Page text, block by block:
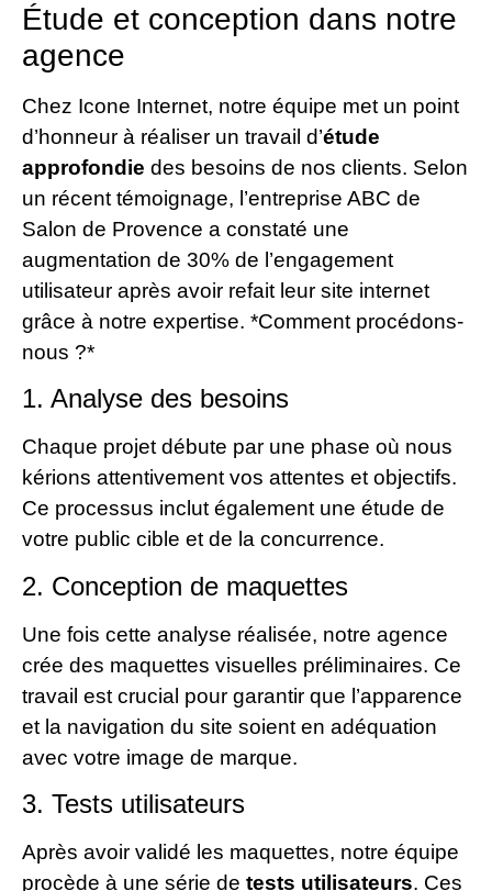
Étude et conception dans notre
agence
Chez Icone Internet, notre équipe met un point
d’honneur à réaliser un travail d’étude
approfondie des besoins de nos clients. Selon
un récent témoignage, l’entreprise ABC de
Salon de Provence a constaté une
augmentation de 30% de l’engagement
utilisateur après avoir refait leur site internet
grâce à notre expertise. *Comment procédons-
nous ?*
1. Analyse des besoins
Chaque projet débute par une phase où nous
kérions attentivement vos attentes et objectifs.
Ce processus inclut également une étude de
votre public cible et de la concurrence.
2. Conception de maquettes
Une fois cette analyse réalisée, notre agence
crée des maquettes visuelles préliminaires. Ce
travail est crucial pour garantir que l’apparence
et la navigation du site soient en adéquation
avec votre image de marque.
3. Tests utilisateurs
Après avoir validé les maquettes, notre équipe
procède à une série de tests utilisateurs. Ces